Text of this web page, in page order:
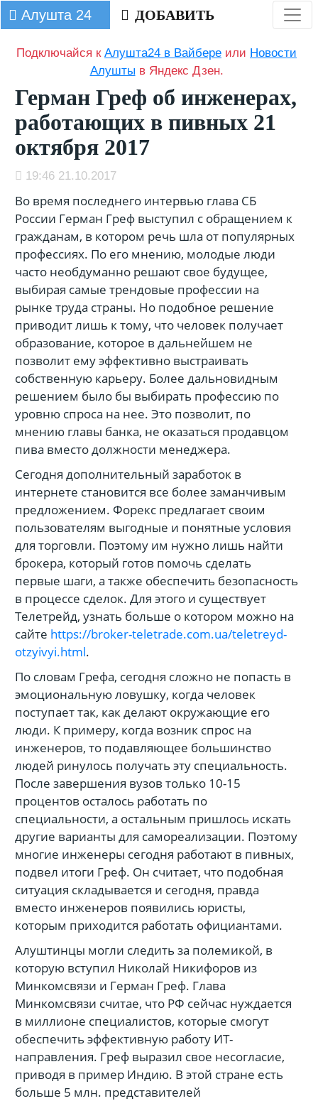
Алушта 24 ДОБАВИТЬ
Подключайся кАлушта24 в Вайбере или Новости
Алушты в Яндекс Дзен.
Герман Греф об инженерах,
работающих в пивных 21
октября 2017
19:46 21.10.2017
Во время последнего интервью глава СБ
России Герман Греф выступил с обращением к
гражданам, в котором речь шла от популярных
профессиях. По его мнению, молодые люди
часто необдуманно решают свое будущее,
выбирая самые трендовые профессии на
рынке труда страны. Но подобное решение
приводит лишь к тому, что человек получает
образование, которое в дальнейшем не
позволит ему эффективно выстраивать
собственную карьеру. Более дальновидным
решением было бы выбирать профессию по
уровню спроса на нее. Это позволит, по
мнению главы банка, не оказаться продавцом
пива вместо должности менеджера.
Сегодня дополнительный заработок в
интернете становится все более заманчивым
предложением. Форекс предлагает своим
пользователям выгодные и понятные условия
для торговли. Поэтому им нужно лишь найти
брокера, который готов помочь сделать
первые шаги, а также обеспечить безопасность
в процессе сделок. Для этого и существует
Телетрейд, узнать больше о котором можно на
сайте https://broker-teletrade.com.ua/teletreyd-
otzyivyi.html.
По словам Грефа, сегодня сложно не попасть в
эмоциональную ловушку, когда человек
поступает так, как делают окружающие его
люди. К примеру, когда возник спрос на
инженеров, то подавляющее большинство
людей ринулось получать эту специальность.
После завершения вузов только 10-15
процентов осталось работать по
специальности, а остальным пришлось искать
другие варианты для самореализации. Поэтому
многие инженеры сегодня работают в пивных,
подвел итоги Греф. Он считает, что подобная
ситуация складывается и сегодня, правда
вместо инженеров появились юристы,
которым приходится работать официантами.
Алуштинцы могли следить за полемикой, в
которую вступил Николай Никифоров из
Минкомсвязи и Герман Греф. Глава
Минкомсвязи считае, что РФ сейчас нуждается
в миллионе специалистов, которые смогут
обеспечить эффективную работу ИТ-
направления. Греф выразил свое несогласие,
приводя в пример Индию. В этой стране есть
больше 5 млн. представителей